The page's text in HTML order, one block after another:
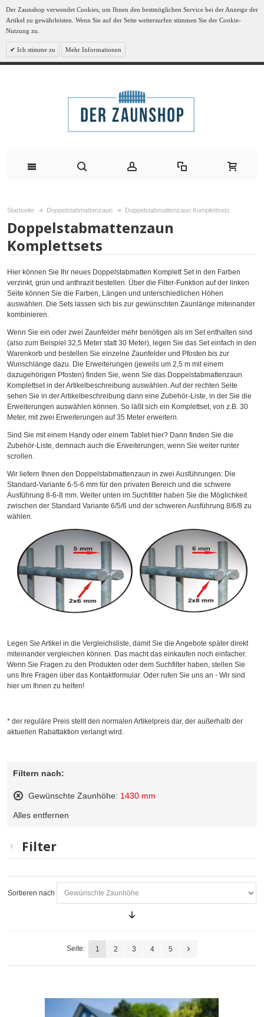
Der Zaunshop verwendet Cookies, um Ihnen den bestmöglichen Service bei der Anzeige der
Artikel zu gewährleisten. Wenn Sie auf der Seite weitersurfen stimmen Sie der Cookie-
Nutzung zu.
Ich stimme zu Mehr Informationen
Startseite Doppelstabmattenzaun Doppelstabmattenzaun Komplettsets
Doppelstabmattenzaun
Komplettsets
Hier können Sie Ihr neues Doppelstabmatten Komplett Set in den Farben
verzinkt, grün und anthrazit bestellen. Über die Filter-Funktion auf der linken
Seite können Sie die Farben, Längen und unterschiedlichen Höhen
auswählen. Die Sets lassen sich bis zur gewünschten Zaunlänge miteinander
kombinieren.
Wenn Sie ein oder zwei Zaunfelder mehr benötigen als im Set enthalten sind
(also zum Beispiel 32,5 Meter statt 30 Meter), legen Sie das Set einfach in den
Warenkorb und bestellen Sie einzelne Zaunfelder und Pfosten bis zur
Wunschlänge dazu. Die Erweiterungen (jeweils um 2,5 m mit einem
dazugehörigen Pfosten) finden Sie, wenn Sie das Doppelstabmattenzaun
Komplettset in der Artikelbeschreibung auswählen. Auf der rechten Seite
sehen Sie in der Artikelbeschreibung dann eine Zubehör-Liste, in der Sie die
Erweiterungen auswählen können. So läßt sich ein Komplettset, von z.B. 30
Meter, mit zwei Erweiterungen auf 35 Meter erweitern.
Sind Sie mit einem Handy oder einem Tablet hier? Dann finden Sie die
Zubehör-Liste, demnach auch die Erweiterungen, wenn Sie weiter runter
scrollen.
Wir liefern Ihnen den Doppelstabmattenzaun in zwei Ausführungen: Die
Standard-Variante 6-5-6 mm für den privaten Bereich und die schwere
Ausführung 8-6-8 mm. Weiter unten im Suchfilter haben Sie die Möglichkeit
zwischen der Standard Variante 6/5/6 und der schweren Ausführung 8/6/8 zu
wählen.
Legen Sie Artikel in die Vergleichsliste, damit Sie die Angebote später direkt
miteinander vergleichen können. Das macht das einkaufen noch einfacher.
Wenn Sie Fragen zu den Produkten oder dem Suchfilter haben, stellen Sie
uns Ihre Fragen über das Kontaktformular. Oder rufen Sie uns an - Wir sind
hier um Ihnen zu helfen!
* der reguläre Preis stellt den normalen Artikelpreis dar, der außerhalb der
aktuellen Rabattaktion verlangt wird.
Filtern nach:
Gewünschte Zaunhöhe: 1430 mm
Artikel
Alles entfernen
Filter
Sortieren nach
Seite: 1 2 3 4 5